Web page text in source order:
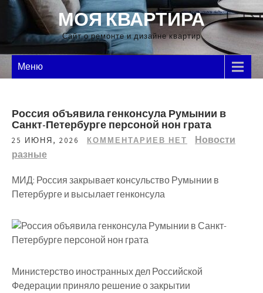
Перейти
содержимому
МОЯ КВАРТИРА
Сайт о ремонте и дизайне квартир
Меню
Россия объявила генконсула Румынии в
Санкт-Петербурге персоной нон грата
25 ИЮНЯ, 2026 КОММЕНТАРИЕВ НЕТ
Новости
разные
МИД: Россия закрывает консульство Румынии в
Петербурге и высылает генконсула
Министерство иностранных дел Российской
Федерации приняло решение о закрытии